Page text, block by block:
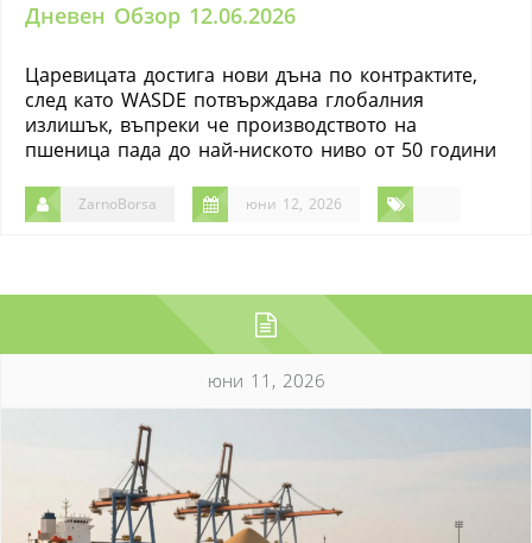
Дневен Обзор 12.06.2026
Царевицата достига нови дъна по контрактите,
след като WASDE потвърждава глобалния
излишък, въпреки че производството на
пшеница пада до най-ниското ниво от 50 години
ZarnoBorsa юни 12, 2026
юни 11, 2026